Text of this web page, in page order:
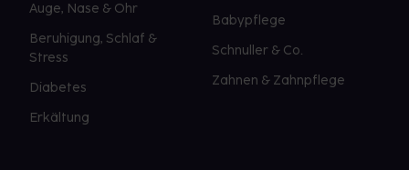
Auge, Nase & Ohr
Beruhigung, Schlaf &
Stress
Diabetes
Erkältung
Babypflege
Schnuller & Co.
Zahnen & Zahnpflege